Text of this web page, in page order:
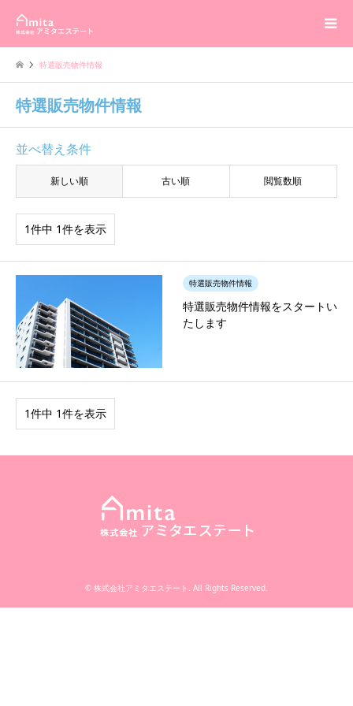
特選販売物件情報
特選販売物件情報
並べ替え条件
新しい順 古い順 閲覧数順
1件中 1件を表示
特選販売物件情報
特選販売物件情報をスタートい
たします
1件中 1件を表示
© 株式会社アミタエステート . All Rights Reserved.